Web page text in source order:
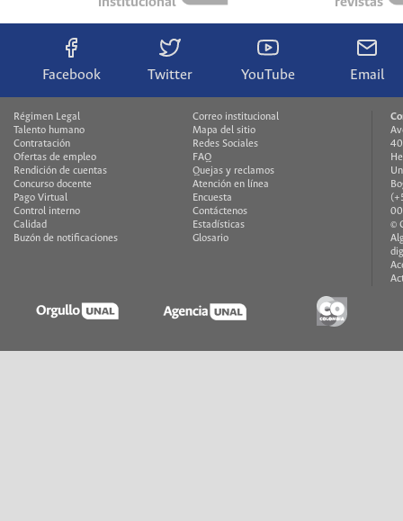
Facebook Twitter YouTube Email
Régimen Legal
Talento humano
Contratación
Ofertas de empleo
Rendición de cuentas
Concurso docente
Pago Virtual
Control interno
Calidad
Buzón de notificaciones
Correo institucional
Mapa del sitio
Redes Sociales
FAQ
Quejas y reclamos
Atención en línea
Encuesta
Contáctenos
Estadísticas
Glosario
©